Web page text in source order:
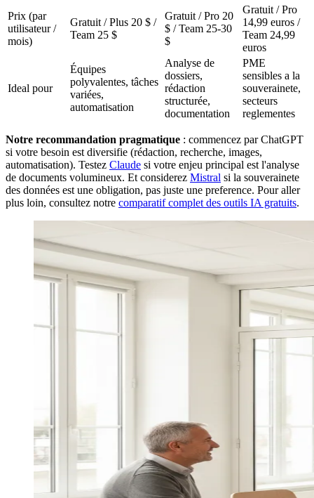
Prix (par
utilisateur /
mois)
Gratuit / Plus 20 $ /
Team 25 $
Gratuit / Pro 20
$ / Team 25-30
$
Gratuit / Pro
14,99 euros /
Team 24,99
euros
Ideal pour
Équipes
polyvalentes, tâches
variées,
automatisation
Analyse de
dossiers,
rédaction
structurée,
documentation
PME
sensibles a la
souverainete,
secteurs
reglementes
Notre recommandation pragmatique : commencez par ChatGPT
si votre besoin est diversifie (rédaction, recherche, images,
automatisation). Testez Claude si votre enjeu principal est l'analyse
de documents volumineux. Et considerez Mistral si la souverainete
des données est une obligation, pas juste une preference. Pour aller
plus loin, consultez notre comparatif complet des outils IA gratuits.